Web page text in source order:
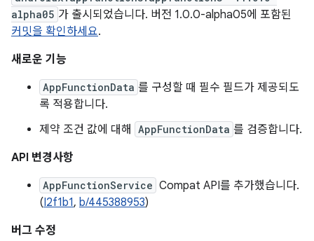
alpha05 가 출시되었습니다. 버전 1.0.0-alpha05에 포함된
커밋을 확인하세요.
새로운 기능
AppFunctionData 를 구성할 때 필수 필드가 제공되도
록 적용합니다.
제약 조건 값에 대해
AppFunctionData 를 검증합니다.
API 변경사항
AppFunctionService Compat API를 추가했습니다.
(I2f1b1, b/445388953)
버그 수정